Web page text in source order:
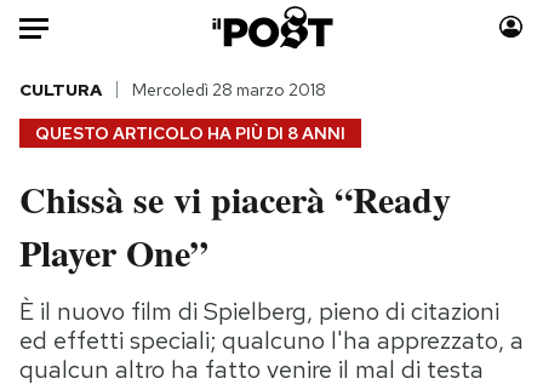
Auto
HOME
Italia
Politica
Tecnologia
Internet
Scienza
Moda
Storie/Idee
Ok Boomer!
Media
QUESTO ARTICOLO HA PIÙ DI 8 ANNI
CULTURA Mercoledì 28 marzo 2018
Chissà se vi piacerà “Ready
Player One”
È il nuovo film di Spielberg, pieno di citazioni
ed effetti speciali; qualcuno l'ha apprezzato, a
qualcun altro ha fatto venire il mal di testa